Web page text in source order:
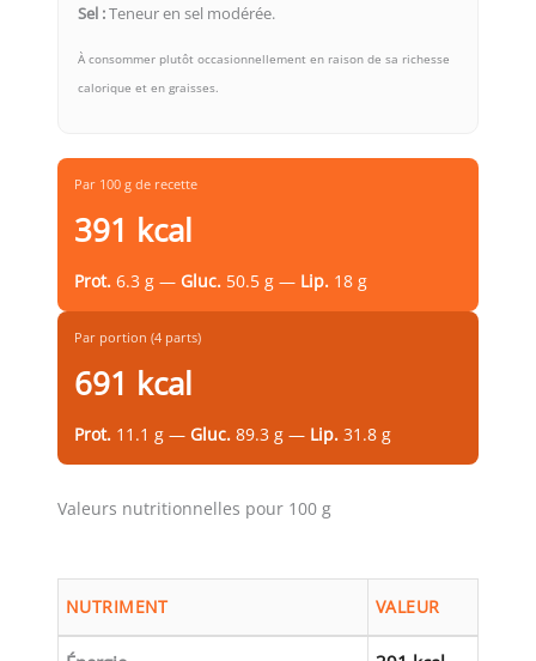
Sel :Teneur en sel modérée.
À consommer plutôt occasionnellement en raison de sa richesse
calorique et en graisses.
Par 100 g de recette
391 kcal
Prot. 6.3 g — Gluc. 50.5 g — Lip. 18 g
Par portion (4 parts)
691 kcal
Prot. 11.1 g — Gluc. 89.3 g — Lip. 31.8 g
Valeurs nutritionnelles pour 100 g
NUTRIMENT VALEUR